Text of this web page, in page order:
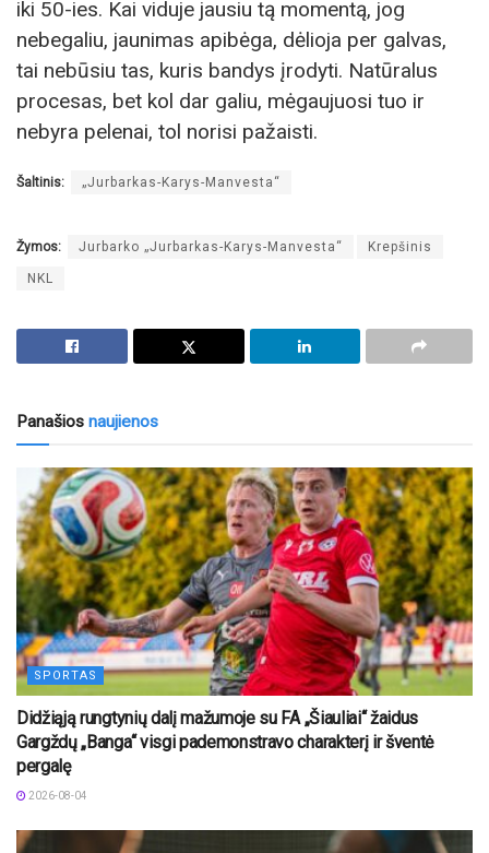
iki 50-ies. Kai viduje jausiu tą momentą, jog
nebegaliu, jaunimas apibėga, dėlioja per galvas,
tai nebūsiu tas, kuris bandys įrodyti. Natūralus
procesas, bet kol dar galiu, mėgaujuosi tuo ir
nebyra pelenai, tol norisi pažaisti.
Šaltinis: „Jurbarkas-Karys-Manvesta“
Žymos: Jurbarko „Jurbarkas-Karys-Manvesta“ Krepšinis
NKL
Panašios naujienos
SPORTAS
Didžiąją rungtynių dalį mažumoje su FA „Šiauliai“ žaidus
Gargždų „Banga“ visgi pademonstravo charakterį ir šventė
pergalę
2026-08-04